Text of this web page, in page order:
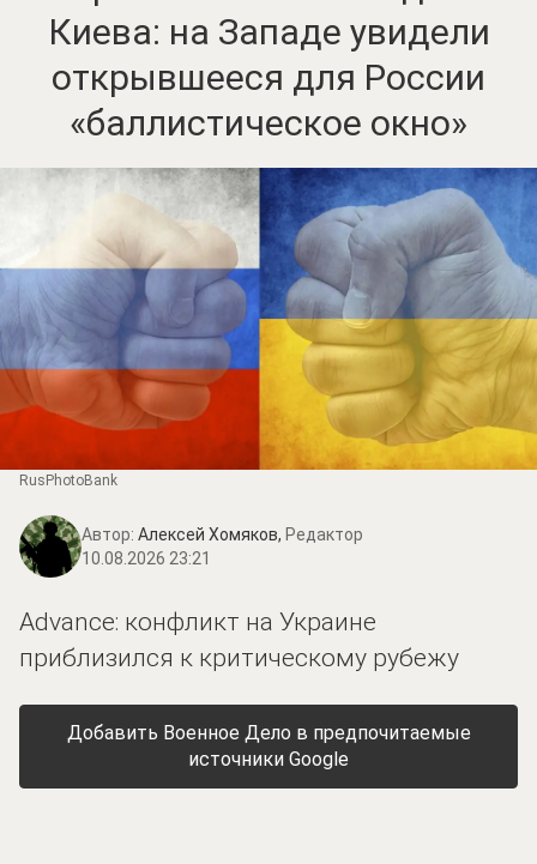
Киева: на Западе увидели
открывшееся для России
«баллистическое окно»
RusPhotoBank
Автор: Алексей Хомяков, Редактор
10.08.2026 23:21
Advance: конфликт на Украине
приблизился к критическому рубежу
Добавить Военное Дело в предпочитаемые
источники Google